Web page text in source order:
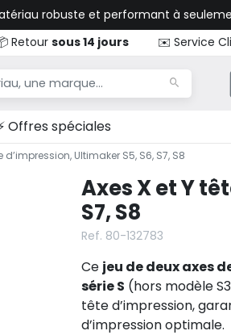
robuste et performant à
Retour sous 14 jours ✉️ Service
Offres spéciales
d’impression, Ultimaker S5, S6, S7, S8
Axes X et Y
S7, S8
Ref. 80-132783
Ce jeu de deux axes
série S (hors modèle
tête d’impression,
d’impression optimale.